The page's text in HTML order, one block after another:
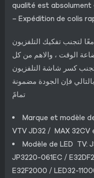
qualité est absolument
– Expédition de colis
لتجنب تفكيك التلفزيون
الوقت ، والاهم من كل
كسر شاشة التلفزيون
فإن الجودة مضمونة
تمامً
Marque et modèle
VTV JD32 / MAX
Modèle de LED TV:
JP3220-061EC /
E32F2000 / LED32-